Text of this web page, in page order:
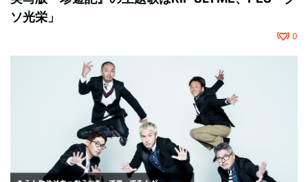
ソ光栄」
0